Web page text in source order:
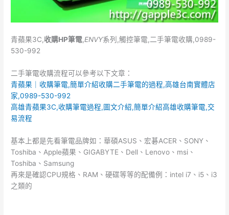
青蘋果3C,收購HP筆電,ENVY系列,觸控筆電,二手筆電收購,0989-
530-992
二手筆電收購流程可以參考以下文章：
青蘋果｜收購筆電,簡單介紹收購二手筆電的過程,高雄台南實體店
家,0989-530-992
高雄青蘋果3C,收購筆電過程,圖文介紹,簡單介紹高雄收購筆電,交
易流程
基本上都是先看筆電品牌如：華碩ASUS、宏碁ACER、SONY、
Toshiba、Apple蘋果、GIGABYTE、Dell、Lenovo、msi、
Toshiba、Samsung
再來是確認CPU規格、RAM、硬碟等等的配備例：intel i7、i5、i3
之類的